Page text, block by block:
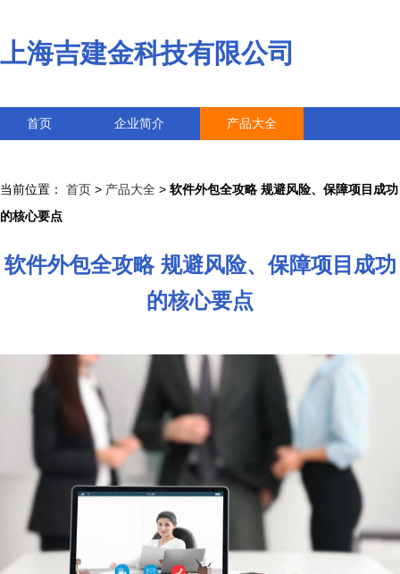
上海吉建金科技有限公司
首页 企业简介 产品大全
当前位置： 首页 > 产品大全 > 软件外包全攻略 规避风险、保障项目成功
的核心要点
软件外包全攻略 规避风险、保障项目成功
的核心要点